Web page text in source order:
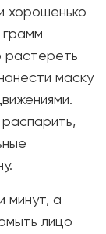
хорошенько
растереть
маску
минут, а
лицо